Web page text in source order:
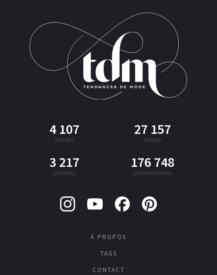
4 107
articles
27 157
brèves
3 217
conseils
176 748
commentaires
À PROPOS
TAGS
CONTACT